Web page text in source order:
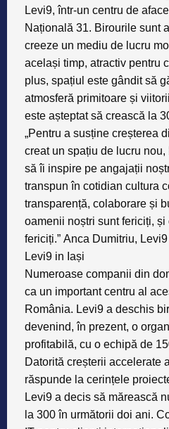
Levi9, într-un centru de
Națională 31. Birourile sunt
creeze un mediu de lucru
același timp, atractiv pentru
plus, spațiul este gândit să
atmosferă primitoare și
este așteptat să crească la
„Pentru a susține creșterea
creat un spațiu de lucru
să îi inspire pe angajații
transpun în cotidian cultura
transparență, colaborare și
oamenii noștri sunt fericiți,
fericiți.” Anca Dumitriu,
Levi9 in Iași
Numeroase companii din
ca un important centru al
România. Levi9 a deschis
devenind, în prezent, o
profitabilă, cu o echipă de
Datorită creșterii accelerate
răspunde la cerințele
Levi9 a decis să mărească
la 300 în următorii doi ani.